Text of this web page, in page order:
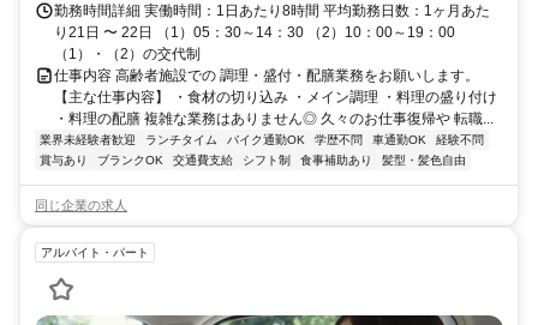
勤務時間詳細 実働時間：1日あたり8時間 平均勤務日数：1ヶ月あた
り21日 〜 22日 （1）05：30～14：30 （2）10：00～19：00
（1）・（2）の交代制
仕事内容 高齢者施設での 調理・盛付・配膳業務をお願いします。
【主な仕事内容】 ・食材の切り込み ・メイン調理 ・料理の盛り付け
・料理の配膳 複雑な業務はありません◎ 久々のお仕事復帰や 転職...
業界未経験者歓迎 ランチタイム バイク通勤OK 学歴不問 車通勤OK
経験不問
賞与あり
ブランクOK 交通費支給 シフト制 食事補助あり 髪型・髪色自由
同じ企業の求人
アルバイト・パート